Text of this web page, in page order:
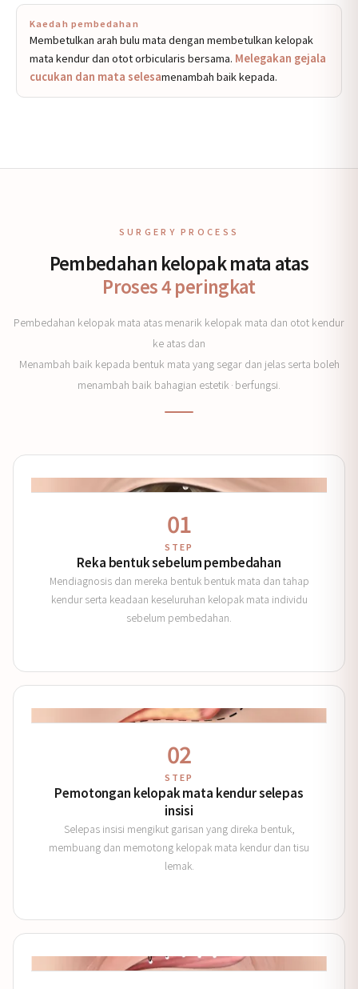
Kaedah pembedahan
Membetulkan arah bulu mata dengan membetulkan kelopak
mata kendur dan otot orbicularis bersama. Melegakan gejala
cucukan dan mata selesamenambah baik kepada.
SURGERY PROCESS
Pembedahan kelopak mata atas
Proses 4 peringkat
Pembedahan kelopak mata atas menarik kelopak mata dan otot kendur
ke atas dan
Menambah baik kepada bentuk mata yang segar dan jelas serta boleh
menambah baik bahagian estetik·berfungsi.
01
STEP
Reka bentuk sebelum pembedahan
Mendiagnosis dan mereka bentuk bentuk mata dan tahap
kendur serta keadaan keseluruhan kelopak mata individu
sebelum pembedahan.
02
STEP
Pemotongan kelopak mata kendur selepas
insisi
Selepas insisi mengikut garisan yang direka bentuk,
membuang dan memotong kelopak mata kendur dan tisu
lemak.